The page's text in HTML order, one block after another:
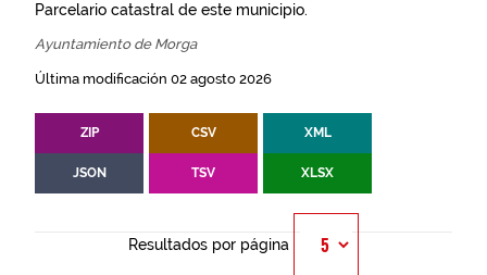
Parcelario catastral de este municipio.
Ayuntamiento de Morga
Última modificación 02 agosto 2026
ZIP CSV XML
JSON TSV XLSX
Resultados por página